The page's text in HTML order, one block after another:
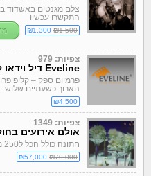
צלם מגנטים באשדוד
התקשרו עכשיו
₪1,500
צפיות: 979
Eveline דיל וידאו לחתונה
הארוך כשעתיים שלוש
₪4,500
צפיות: 1349
אולם אירועים
חתונה כולל הכל ל250 מוזמנים אולם אירועים מומלץ בחולון
₪70,000